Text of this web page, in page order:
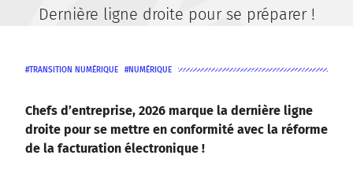
Dernière ligne droite pour se préparer !
TRANSITION NUMÉRIQUE NUMÉRIQUE
Chefs d’entreprise, 2026 marque la dernière ligne
droite pour se mettre en conformité avec la réforme
de la facturation électronique !